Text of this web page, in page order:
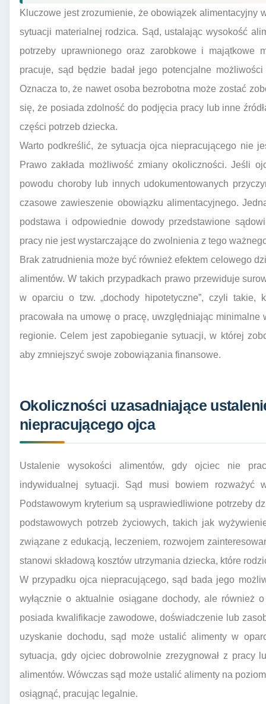
Kluczowe jest zrozumienie, że obowiązek alimentacyjny
sytuacji materialnej rodzica. Sąd, ustalając wysokość
potrzeby uprawnionego oraz zarobkowe i majątkowe
pracuje, sąd będzie badał jego potencjalne
Oznacza to, że nawet osoba bezrobotna może zostać
się, że posiada zdolność do podjęcia pracy lub inne
części potrzeb dziecka.
Warto podkreślić, że sytuacja ojca niepracującego nie
Prawo zakłada możliwość zmiany okoliczności. Jeśli
powodu choroby lub innych udokumentowanych
czasowe zawieszenie obowiązku alimentacyjnego.
podstawa i odpowiednie dowody przedstawione
pracy nie jest wystarczające do zwolnienia z tego
Brak zatrudnienia może być również efektem celowego
alimentów. W takich przypadkach prawo przewiduje
w oparciu o tzw. „dochody hipotetyczne”, czyli takie,
pracowała na umowę o pracę, uwzględniając
regionie. Celem jest zapobieganie sytuacji, w której
aby zmniejszyć swoje zobowiązania finansowe.
Okoliczności uzasadniające
niepracującego ojca
Ustalenie wysokości alimentów, gdy ojciec nie
indywidualnej sytuacji. Sąd musi bowiem rozważyć
Podstawowym kryterium są usprawiedliwione potrzeby
podstawowych potrzeb życiowych, takich jak
związane z edukacją, leczeniem, rozwojem
stanowi składową kosztów utrzymania dziecka, które
W przypadku ojca niepracującego, sąd bada jego
wyłącznie o aktualnie osiągane dochody, ale również
posiada kwalifikacje zawodowe, doświadczenie lub
uzyskanie dochodu, sąd może ustalić alimenty w
sytuacja, gdy ojciec dobrowolnie zrezygnował z pracy
alimentów. Wówczas sąd może ustalić alimenty na
osiągnąć, pracując legalnie.